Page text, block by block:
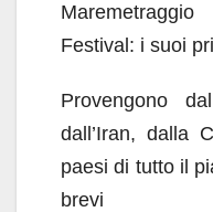
Festival: i suoi
Provengono
dall’Iran, dalla
paesi di tutto il
brevi